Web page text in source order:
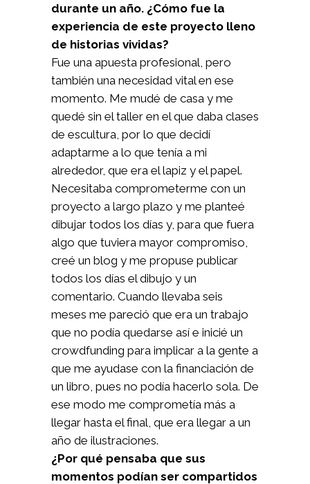
durante un año. ¿Cómo fue la
experiencia de este proyecto lleno
de historias vividas?
Fue una apuesta profesional, pero
también una necesidad vital en ese
momento. Me mudé de casa y me
quedé sin el taller en el que daba clases
de escultura, por lo que decidí
adaptarme a lo que tenía a mi
alrededor, que era el lapiz y el papel.
Necesitaba comprometerme con un
proyecto a largo plazo y me planteé
dibujar todos los días y, para que fuera
algo que tuviera mayor compromiso,
creé un blog y me propuse publicar
todos los días el dibujo y un
comentario. Cuando llevaba seis
meses me pareció que era un trabajo
que no podía quedarse así e inicié un
crowdfunding para implicar a la gente a
que me ayudase con la financiación de
un libro, pues no podía hacerlo sola. De
ese modo me comprometía más a
llegar hasta el final, que era llegar a un
año de ilustraciones.
¿Por qué pensaba que sus
momentos podían ser compartidos